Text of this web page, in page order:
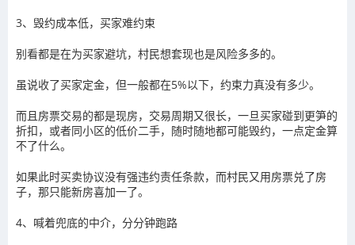
3、毁约成本低，买家难约束
别看都是在为买家避坑，村民想套现也是风险多多的。
虽说收了买家定金，但一般都在5%以下，约束力真没有多少。
而且房票交易的都是现房，交易周期又很长，一旦买家碰到更笋的
折扣，或者同小区的低价二手，随时随地都可能毁约，一点定金算
不了什么。
如果此时买卖协议没有强违约责任条款，而村民又用房票兑了房
子，那只能新房喜加一了。
4、喊着兜底的中介，分分钟跑路